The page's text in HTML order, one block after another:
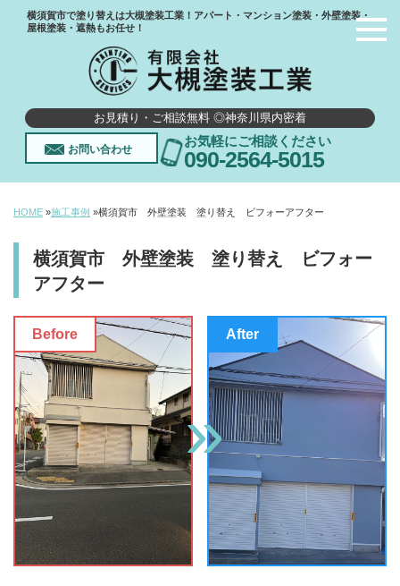
横須賀市で塗り替えは大槻塗装工業！アパート・マンション塗装・外壁塗装・
屋根塗装・遮熱もお任せ！
お見積り・ご相談無料 ◎神奈川県内密着
お問い合わせ
お気軽にご相談ください
090-2564-5015
HOME »施工事例 »横須賀市 外壁塗装 塗り替え ビフォーアフター
横須賀市 外壁塗装 塗り替え ビフォー
アフター